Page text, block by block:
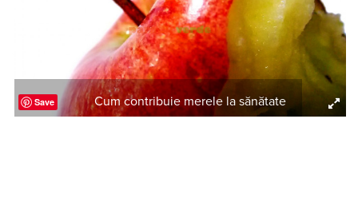
Save Cum contribuie merele la sănătate